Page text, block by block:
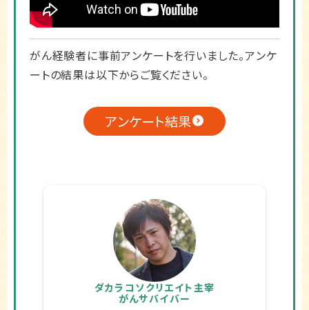
がん経験者に事前アンケートを行いました。アンケ
ートの結果は以下からご覧ください。
アンケート結果
ダカラコソクリエイト主宰
がんサバイバー